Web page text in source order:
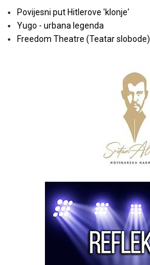
Povijesni put Hitlerove 'klonje'
Yugo - urbana legenda
Freedom Theatre (Teatar slobode)